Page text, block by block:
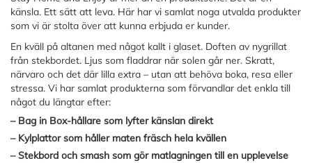
känsla. Ett sätt att leva. Här har vi samlat noga utvalda produkter
som vi är stolta över att kunna erbjuda er kunder.
En kväll på altanen med något kallt i glaset. Doften av nygrillat
från stekbordet. Ljus som fladdrar när solen går ner. Skratt,
närvaro och det där lilla extra – utan att behöva boka, resa eller
stressa. Vi har samlat produkterna som förvandlar det enkla till
något du längtar efter:
– Bag in Box-hållare som lyfter känslan direkt
– Kylplattor som håller maten fräsch hela kvällen
– Stekbord och smash som gör matlagningen till en upplevelse